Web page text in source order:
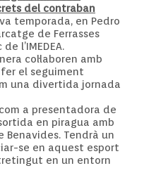
del contraban
temporada, en Pedro
de Ferrasses
l’IMEDEA.
col·laboren amb
el seguiment
una divertida jornada
com a presentadora de
en piragua amb
Tendrà un
se en aquest esport
en un entorn